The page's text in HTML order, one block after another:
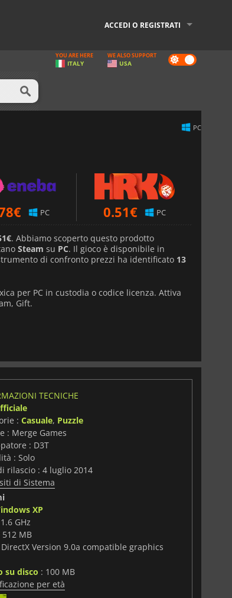
ACCEDI O REGISTRATI
Dark
mode
YOU ARE HERE
ITALY
WE ALSO SUPPORT
USA
PC
€ PC 0.51€ PC
. Abbiamo scoperto questo prodotto
Steam su PC. Il gioco è disponibile in
di confronto prezzi ha identificato 13
per PC in custodia o codice licenza. Attiva
Gift.
TECNICHE
: Casuale, Puzzle
: Merge Games
: D3T
: Solo
rilascio : 4 luglio 2014
di Sistema
XP
GHz
512 MB
DirectX Version 9.0a compatible graphics
su disco : 100 MB
per età